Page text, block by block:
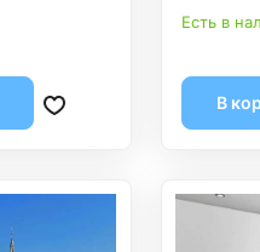
Есть в
В